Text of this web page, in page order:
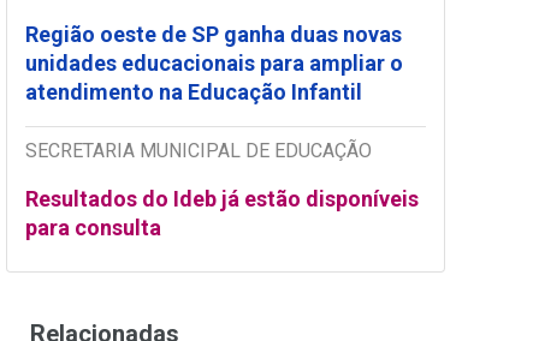
Região oeste de SP ganha duas novas
unidades educacionais para ampliar o
atendimento na Educação Infantil
SECRETARIA MUNICIPAL DE EDUCAÇÃO
Resultados do Ideb já estão disponíveis
para consulta
Relacionadas